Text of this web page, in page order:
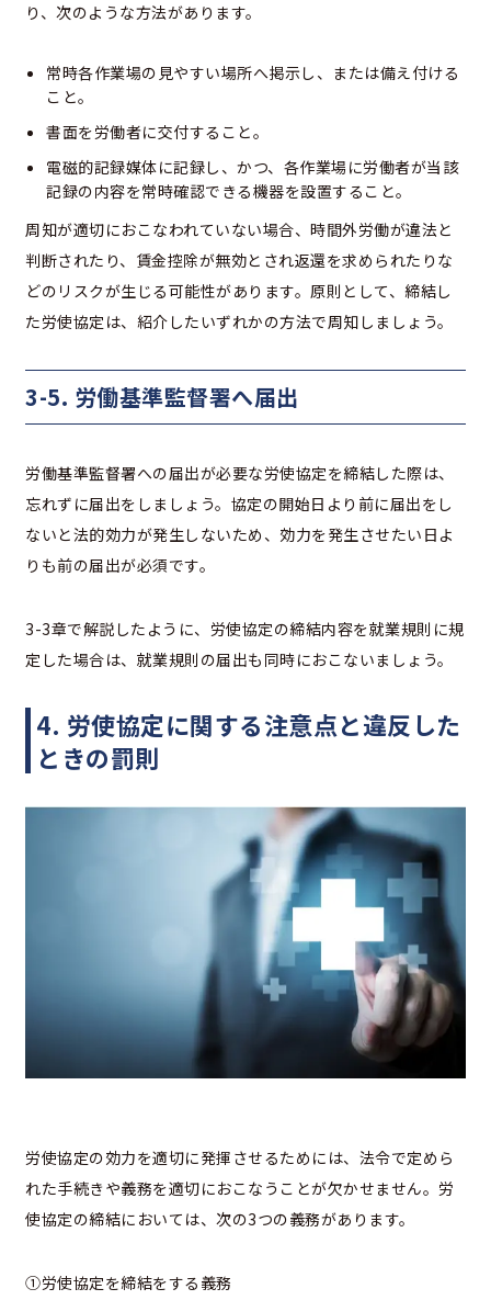
り、次のような方法があります。
常時各作業場の見やすい場所へ掲示し、または備え付ける
こと。
書面を労働者に交付すること。
電磁的記録媒体に記録し、かつ、各作業場に労働者が当該
記録の内容を常時確認できる機器を設置すること。
周知が適切におこなわれていない場合、時間外労働が違法と
判断されたり、賃金控除が無効とされ返還を求められたりな
どのリスクが生じる可能性があります。原則として、締結し
た労使協定は、紹介したいずれかの方法で周知しましょう。
3-5. 労働基準監督署へ届出
労働基準監督署への届出が必要な労使協定を締結した際は、
忘れずに届出をしましょう。協定の開始日より前に届出をし
ないと法的効力が発生しないため、効力を発生させたい日よ
りも前の届出が必須です。
3-3章で解説したように、労使協定の締結内容を就業規則に規
定した場合は、就業規則の届出も同時におこないましょう。
4. 労使協定に関する注意点と違反した
ときの罰則
労使協定の効力を適切に発揮させるためには、法令で定めら
れた手続きや義務を適切におこなうことが欠かせません。労
使協定の締結においては、次の3つの義務があります。
①労使協定を締結をする義務